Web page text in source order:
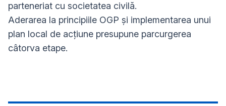
parteneriat cu societatea civilă.
Aderarea la principiile OGP și implementarea unui
plan local de acțiune presupune parcurgerea
câtorva etape.